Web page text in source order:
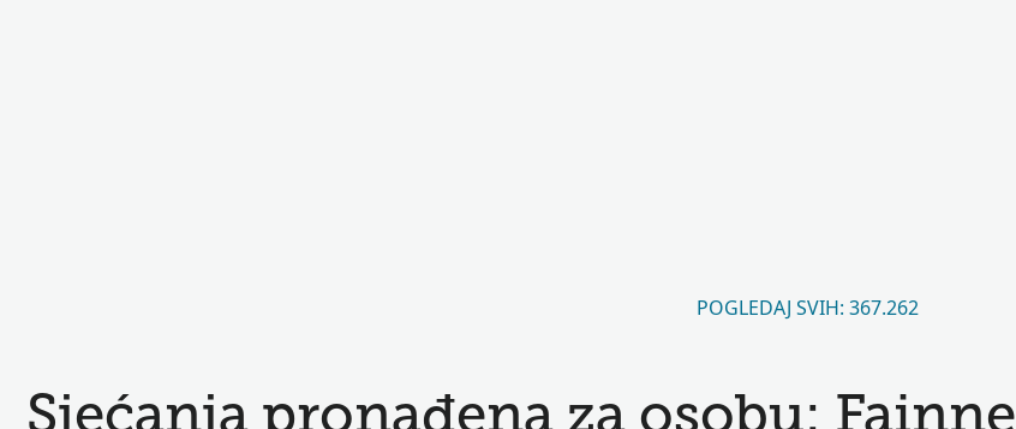
POGLEDAJ SVIH: 367.262